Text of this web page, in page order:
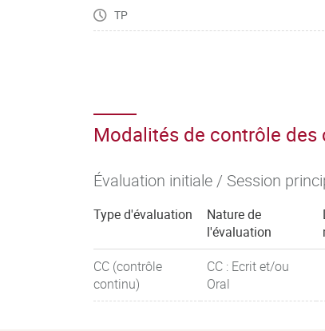
TP
Modalités de contrôle des
Évaluation initiale / Session
Type d'évaluation
Nature de
l'évaluation
CC (contrôle
continu)
CC : Ecrit et/ou
Oral